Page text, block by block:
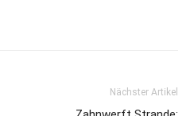
Nächster Artikel